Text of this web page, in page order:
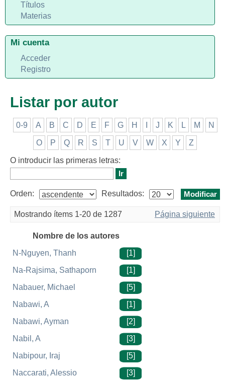
Listar por autor
0-9 A B C D E F G H J K L M N
O P Q R S T U V W X Y Z
O introducir las primeras letras:
Orden: Resultados:
Mostrando ítems 1-20 de 1287 Página siguiente
Nombre de los autores
N-Nguyen, Thanh
[1]
Na-Rajsima, Sathaporn
[1]
Nabauer, Michael
[5]
Nabawi, A
[1]
Nabawi, Ayman
[2]
Nabil, A
[3]
Nabipour, Iraj
[5]
Naccarati, Alessio
[3]
Títulos
Materias
Mi cuenta
Acceder
Registro